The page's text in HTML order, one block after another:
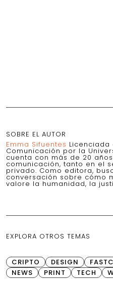
SOBRE EL AUTOR
Emma Sifuentes Licenciada
Comunicación por la
cuenta con más de 20
comunicación, tanto en el
privado. Como editora,
conversación sobre cómo
valore la humanidad, la
EXPLORA OTROS TEMAS
CRIPTO DESIGN
NEWS
PRINT TECH